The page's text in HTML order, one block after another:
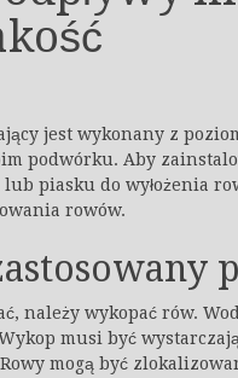
jest wykonany z
podwórku. Aby
piasku do wyłożenia
rowów.
należy wykopać rów.
musi być
mogą być